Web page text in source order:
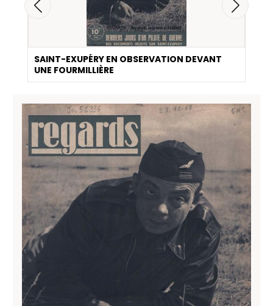
SAINT-EXUPÉRY EN OBSERVATION DEVANT
UNE FOURMILLIÈRE